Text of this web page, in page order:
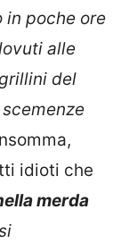
in poche ore
alle
del
idioti che
merda